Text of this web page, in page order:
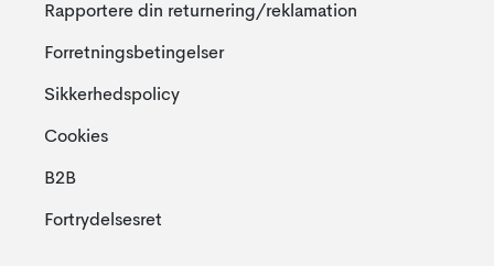
Rapportere din returnering/reklamation
Forretningsbetingelser
Sikkerhedspolicy
Cookies
B2B
Fortrydelsesret